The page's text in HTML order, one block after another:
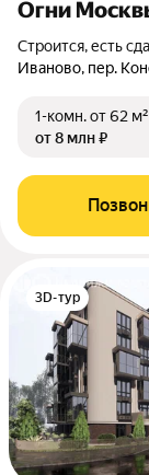
Огни
Строится, есть
Иваново, пер.
1-комн.от 62 м²
от 8 млн ₽
3D-тур